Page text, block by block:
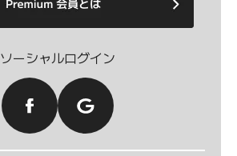
ソーシャルログイン